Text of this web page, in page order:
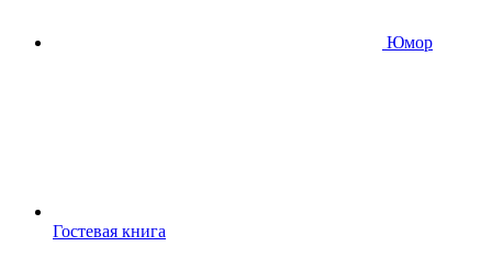
Юмор
Гостевая книга